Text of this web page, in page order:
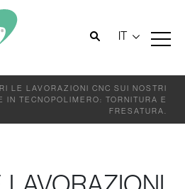
IT
LE LAVORAZIONI CNC SUI NOSTRI
IN TECNOPOLIMERO: TORNITURA E
FRESATURA.